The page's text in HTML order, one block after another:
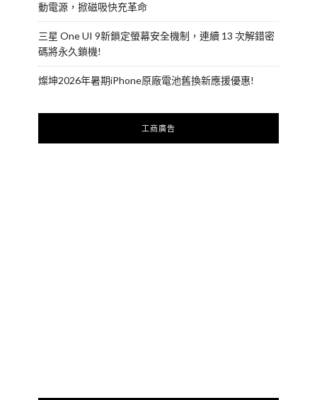
動電源，掀磁吸快充革命
三星 One UI 9新鎖定螢幕安全機制，連續 13 次解錯密
碼將永久鎖機!
燦坤2026年暑期iPhone原廠電池舊換新應援優惠!
工商廣告